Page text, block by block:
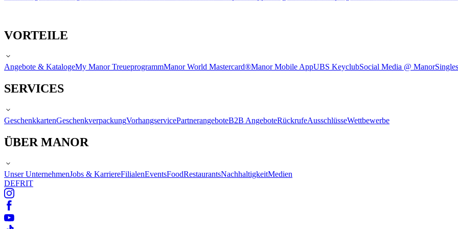
VORTEILE
Angebote & KatalogeMy Manor TreueprogrammManor World Mastercard®Manor Mobile AppUBS KeyclubSocial Media @ Manor
SERVICES
GeschenkkartenGeschenkverpackungVorhangservicePartnerangeboteB2B AngeboteRückrufeAusschlüsseWettbewerbe
ÜBER MANOR
Unser UnternehmenJobs & KarriereFilialenEventsFoodRestaurantsNachhaltigkeitMedien
DEFRIT